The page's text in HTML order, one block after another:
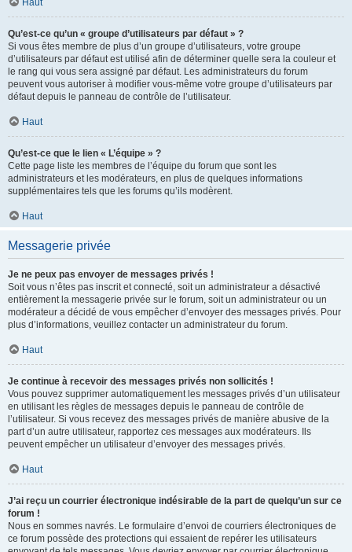
Haut
Qu’est-ce qu’un « groupe d’utilisateurs par défaut » ?
Si vous êtes membre de plus d’un groupe d’utilisateurs, votre groupe
d’utilisateurs par défaut est utilisé afin de déterminer quelle sera la couleur et
le rang qui vous sera assigné par défaut. Les administrateurs du forum
peuvent vous autoriser à modifier vous-même votre groupe d’utilisateurs par
défaut depuis le panneau de contrôle de l’utilisateur.
Haut
Qu’est-ce que le lien « L’équipe » ?
Cette page liste les membres de l’équipe du forum que sont les
administrateurs et les modérateurs, en plus de quelques informations
supplémentaires tels que les forums qu’ils modèrent.
Haut
Messagerie privée
Je ne peux pas envoyer de messages privés !
Soit vous n’êtes pas inscrit et connecté, soit un administrateur a désactivé
entièrement la messagerie privée sur le forum, soit un administrateur ou un
modérateur a décidé de vous empêcher d’envoyer des messages privés. Pour
plus d’informations, veuillez contacter un administrateur du forum.
Haut
Je continue à recevoir des messages privés non sollicités !
Vous pouvez supprimer automatiquement les messages privés d’un utilisateur
en utilisant les règles de messages depuis le panneau de contrôle de
l’utilisateur. Si vous recevez des messages privés de manière abusive de la
part d’un autre utilisateur, rapportez ces messages aux modérateurs. Ils
peuvent empêcher un utilisateur d’envoyer des messages privés.
Haut
J’ai reçu un courrier électronique indésirable de la part de quelqu’un sur ce
forum !
Nous en sommes navrés. Le formulaire d’envoi de courriers électroniques de
ce forum possède des protections qui essaient de repérer les utilisateurs